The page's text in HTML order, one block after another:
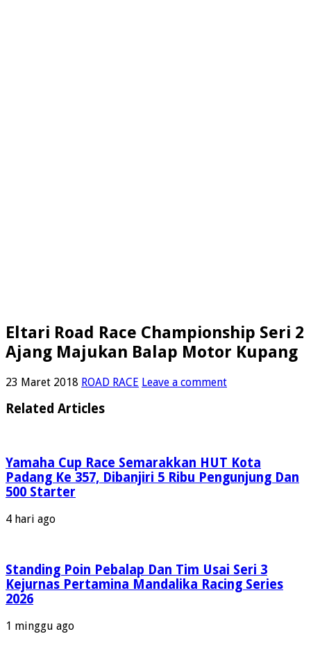
Eltari Road Race Championship Seri 2
Ajang Majukan Balap Motor Kupang
23 Maret 2018 ROAD RACE Leave a comment
Related Articles
Yamaha Cup Race Semarakkan HUT Kota
Padang Ke 357, Dibanjiri 5 Ribu Pengunjung Dan
500 Starter
4 hari ago
Standing Poin Pebalap Dan Tim Usai Seri 3
Kejurnas Pertamina Mandalika Racing Series
2026
1 minggu ago